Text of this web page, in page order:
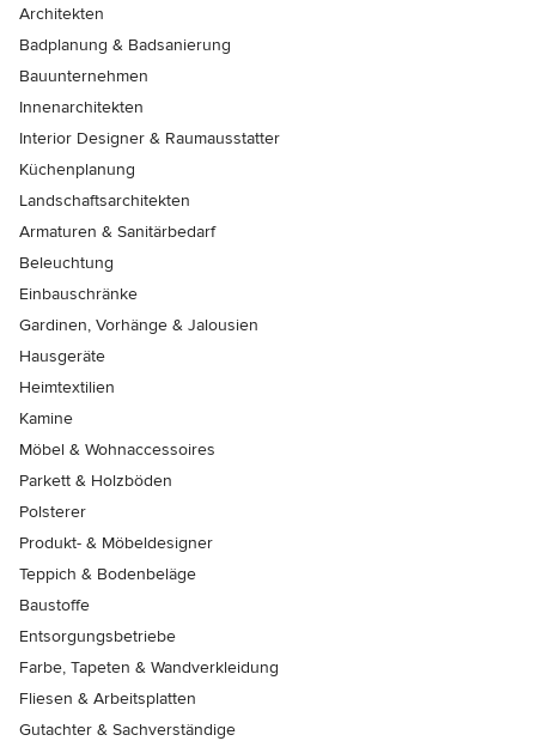
Architekten
Badplanung & Badsanierung
Bauunternehmen
Innenarchitekten
Interior Designer & Raumausstatter
Küchenplanung
Landschaftsarchitekten
Armaturen & Sanitärbedarf
Beleuchtung
Einbauschränke
Gardinen, Vorhänge & Jalousien
Hausgeräte
Heimtextilien
Kamine
Möbel & Wohnaccessoires
Parkett & Holzböden
Polsterer
Produkt- & Möbeldesigner
Teppich & Bodenbeläge
Baustoffe
Entsorgungsbetriebe
Farbe, Tapeten & Wandverkleidung
Fliesen & Arbeitsplatten
Gutachter & Sachverständige